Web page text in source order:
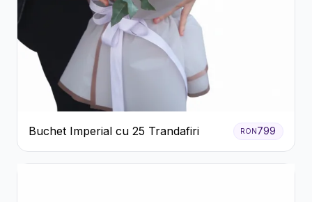
Buchet Imperial cu 25 Trandafiri RON799